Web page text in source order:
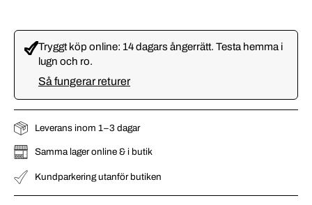
Tryggt köp online: 14 dagars ångerrätt. Testa hemma i
lugn och ro.
Så fungerar returer
Leverans inom 1–3 dagar
Samma lager online & i butik
Kundparkering utanför butiken